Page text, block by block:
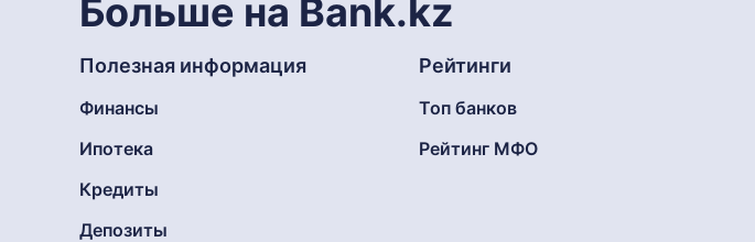
Больше на Bank.kz
Полезная информация
Финансы
Ипотека
Кредиты
Депозиты
Рейтинги
Топ банков
Рейтинг МФО